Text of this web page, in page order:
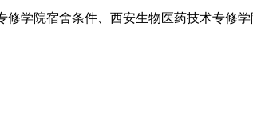
学院宿舍条件、西安生物医药技术专修